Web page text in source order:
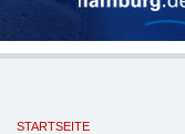
STARTSEITE